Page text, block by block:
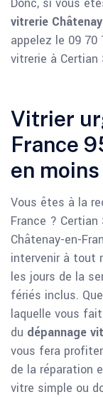
vitrerie
appelez le 09
vitrerie à Certian
Vitrier
France
en
Vous êtes à la
France ?
Châtenay-en-
intervenir à tout
les jours de la
fériés inclus.
laquelle vous
du dépannage
vous fera
de la réparation
vitre simple ou